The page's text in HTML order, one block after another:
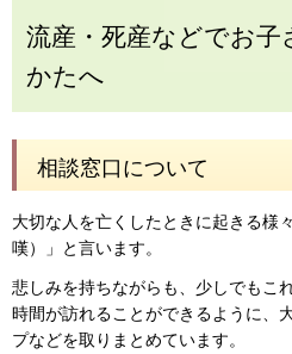
流産・死産などでお
かたへ
相談窓口について
大切な人を亡くしたときに起きる様
嘆）」と言います。
悲しみを持ちながらも、少しでもこ
時間が訪れることができるように、
プなどを取りまとめています。